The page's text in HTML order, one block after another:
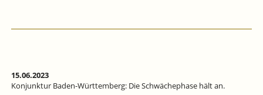
IAW
TRITT
15.06.2023
Konjunktur Baden-Württemberg: Die Schwächephase hält an.